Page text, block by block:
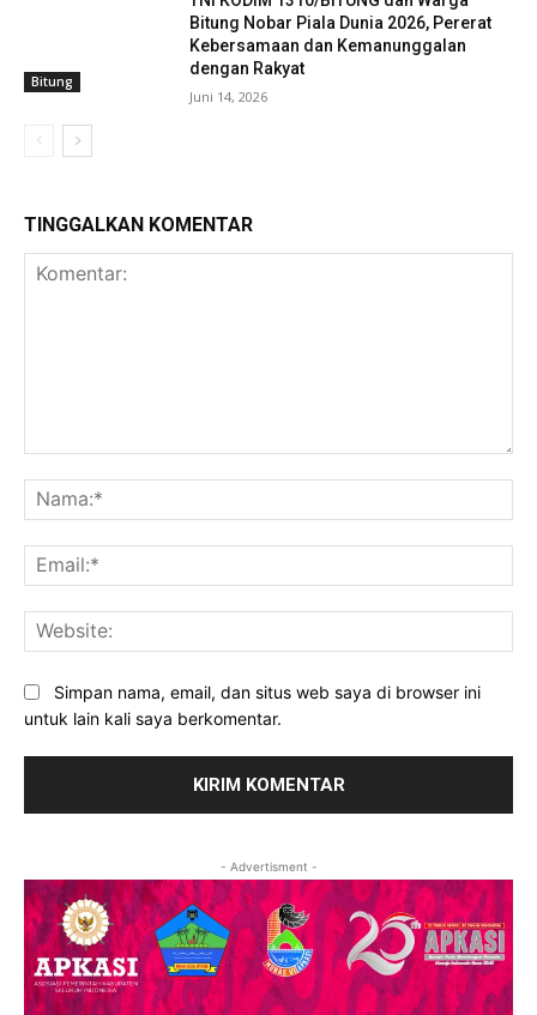
Bitung
Bitung Nobar Piala Dunia 2026, Pererat
Kebersamaan dan Kemanunggalan
dengan Rakyat
Juni 14, 2026
TINGGALKAN KOMENTAR
Simpan nama, email, dan situs web saya di browser ini
untuk lain kali saya berkomentar.
- Advertisment -